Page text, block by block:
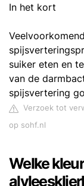
In het kort
suiker eten en
van de
spijsvertering
Verzoek tot
op sohf.nl
Welke